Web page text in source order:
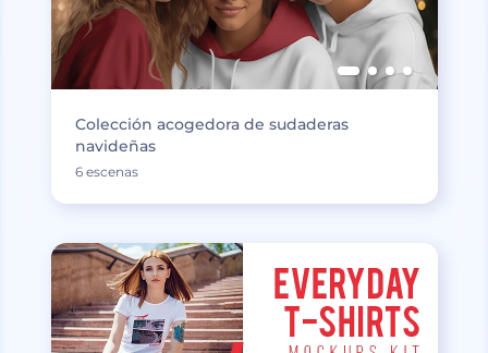
Colección acogedora de sudaderas
navideñas
6 escenas